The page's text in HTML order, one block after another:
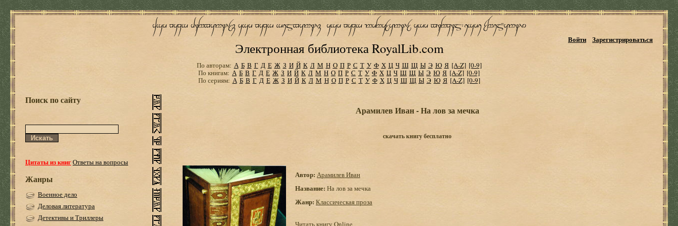
Электронная библиотека RoyalLib.com
Войти Зарегистрироваться
По авторам: А Б В Г Д Е Ж З И Й К Л М Н О П Р С Т У Ф Х Ц Ч Ш Щ Ы Э Ю Я [A-Z] [0-9]
По книгам: А Б В Г Д Е Ж З И Й К Л М Н О П Р С Т У Ф Х Ц Ч Ш Щ Ы Э Ю Я [A-Z] [0-9]
По сериям: А Б В Г Д Е Ж З И Й К Л М Н О П Р С Т У Ф Х Ц Ч Ш Щ Ы Э Ю Я [A-Z] [0-9]
Поиск по сайту
Цитаты из книгОтветы на вопросы
Жанры
Военное дело
Деловая литература
Детективы и Триллеры
Арамилев Иван - На лов за мечка
скачать книгу бесплатно
Автор: Арамилев Иван
Название: На лов за мечка
Жанр: Классическая проза
Читать книгу Online